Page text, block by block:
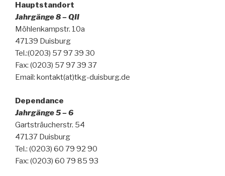
Hauptstandort
Jahrgänge 8 – QII
Möhlenkampstr. 10a
47139 Duisburg
Tel.:(0203) 57 97 39 30
Fax: (0203) 57 97 39 37
Email: kontakt(at)tkg-duisburg.de
Dependance
Jahrgänge 5 – 6
Gartsträucherstr. 54
47137 Duisburg
Tel.: (0203) 60 79 92 90
Fax: (0203) 60 79 85 93